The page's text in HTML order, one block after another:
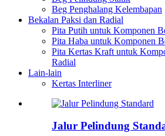
Beg Penghalang Kelembapan
Bekalan Paksi dan Radial
Pita Putih untuk Komponen
Pita Haba untuk Komponen
Pita Kertas Kraft untuk
Radial
Lain-lain
Kertas Interliner
Jalur Pelindung